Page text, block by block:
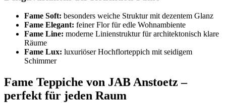
Fame Soft: besonders weiche Struktur mit dezentem Glanz
Fame Elegant: feiner Flor für edle Wohnambiente
Fame Line: moderne Linienstruktur für architektonisch klare
Räume
Fame Lux: luxuriöser Hochflorteppich mit seidigem
Schimmer
Fame Teppiche von JAB Anstoetz –
perfekt für jeden Raum